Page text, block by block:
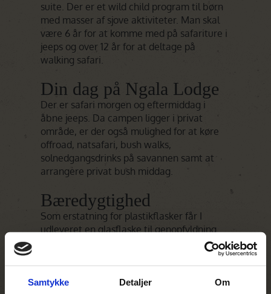
Samtykke Detaljer Om
suite. Der er et wild child program til børn
med masser af sjove aktiviteter. Man skal
være 6 år for at komme med på safariture i
jeeps og over 12 år for at deltage på
walking safari.
Din dag på Ngala Lodge
Der er safari morgen og eftermiddag i
åbne jeeps. Da campen ligger i privat
område, er der også mulighed for at køre
offroad, natsafari, bush walks,
solnedgangsdrinks på savannen samt at
arrangere privat bush middag.
Bæredygtighed
Som erstatning for plastikflasker får I
udleveret en glasflaske til genopfyldning.
Campen er ejet af &Beyond, som igennem
dyr og befolkningen. De underviser,
uddanner og investerer i lokalsamfundet,